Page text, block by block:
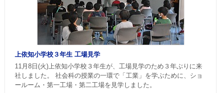
上依知小学校３年生 工場見学
11月8日(火)上依知小学校３年生が、工場見学のため３年ぶりに来
社しました。 社会科の授業の一環で「工業」を学ぶために、ショ
ールーム・第一工場・第二工場を見学しました。